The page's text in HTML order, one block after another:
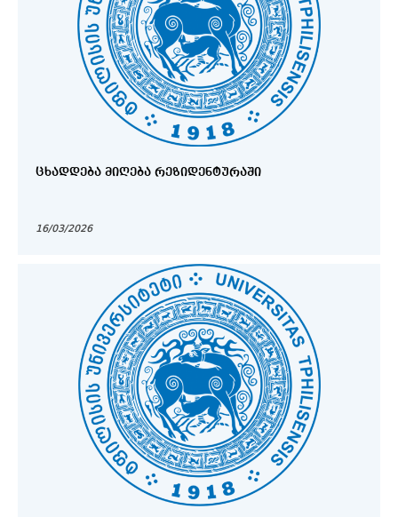
ᲪᲮᲐᲓᲓᲔᲑᲐ ᲛᲘᲦᲔᲑᲐ ᲠᲔᲖᲘᲓᲔᲜᲢᲣᲠᲐᲨᲘ
16/03/2026